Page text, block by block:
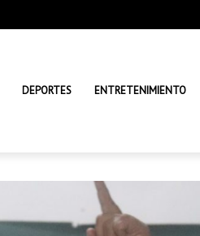
DEPORTES ENTRETENIMIENTO